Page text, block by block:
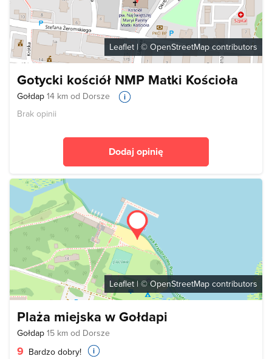
Leaflet | © OpenStreetMap contributors
Gotycki kościół NMP Matki Kościoła
Gołdap 14 km od Dorsze
Brak opinii
Dodaj opinię
Leaflet | © OpenStreetMap contributors
Plaża miejska w Gołdapi
Gołdap 15 km od Dorsze
9 Bardzo dobry!